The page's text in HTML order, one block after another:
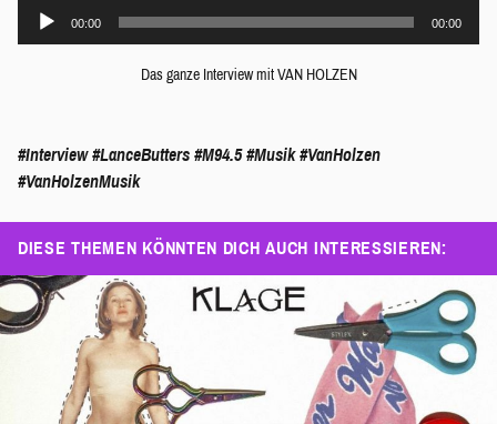
Audio-
00:00 00:00
Das ganze Interview mit VAN HOLZEN
#Interview #LanceButters #M94.5 #Musik #VanHolzen
#VanHolzenMusik
DIESE THEMEN KÖNNTEN DICH AUCH INTERESSIEREN: